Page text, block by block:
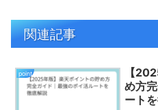
関連記事
point
【
め方
ート